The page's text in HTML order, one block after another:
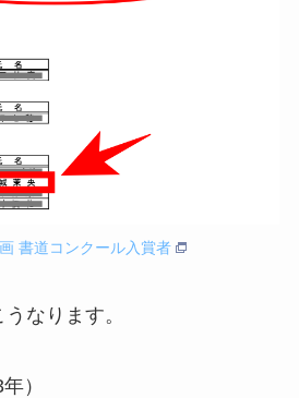
書道コンクール入賞者
なります。
）